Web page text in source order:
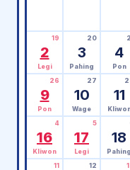
2
19
Legi
3
20
Pahing
4
Pon
9
26
Pon
10
27
Wage
11
16
4
Kliwon
17
5
Legi
18
Pahing
11 12